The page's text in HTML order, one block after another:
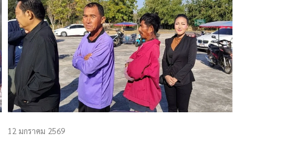
หวังคุ้มภัย
12 มกราคม 2569